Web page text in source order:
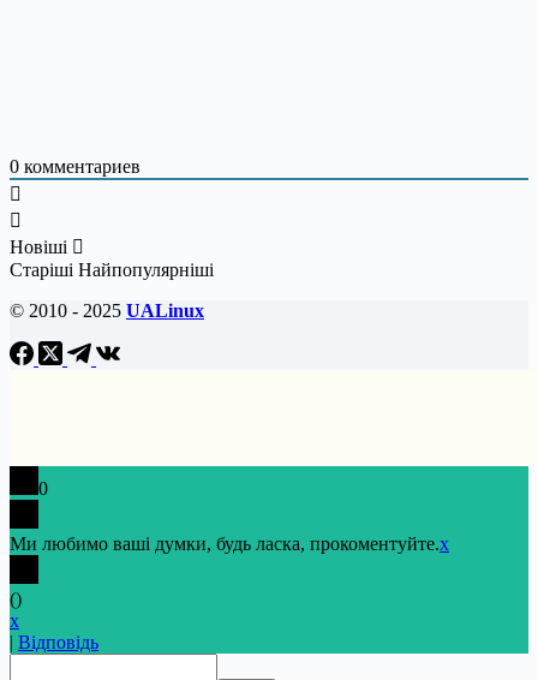
0 комментариев
Новіші
Старіші Найпопулярніші
© 2010 - 2025 UALinux
0
Ми любимо ваші думки, будь ласка, прокоментуйте.x
()
x
| Відповідь